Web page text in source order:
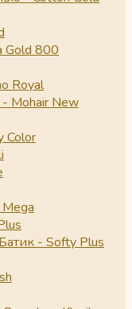
Gold 800
Royal
Mohair New
Color
- Softy Plus